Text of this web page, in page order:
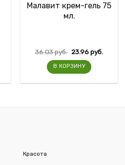
Малавит крем-гель 75
мл.
36.03руб. 23.96руб.
В КОРЗИНУ
Красота